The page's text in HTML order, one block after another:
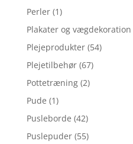
Perler (1)
Plakater og vægdekoration
Plejeprodukter (54)
Plejetilbehør (67)
Pottetræning (2)
Pude (1)
Pusleborde (42)
Puslepuder (55)